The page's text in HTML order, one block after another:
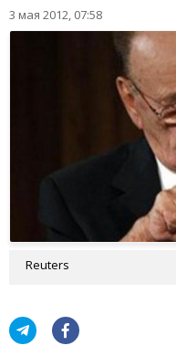
3 мая 2012, 07:58
Reuters